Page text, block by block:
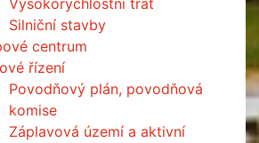
Vysokorychlostní trať
Silniční stavby
centrum
řízení
Povodňový plán, povodňová
komise
Záplavová území a aktivní